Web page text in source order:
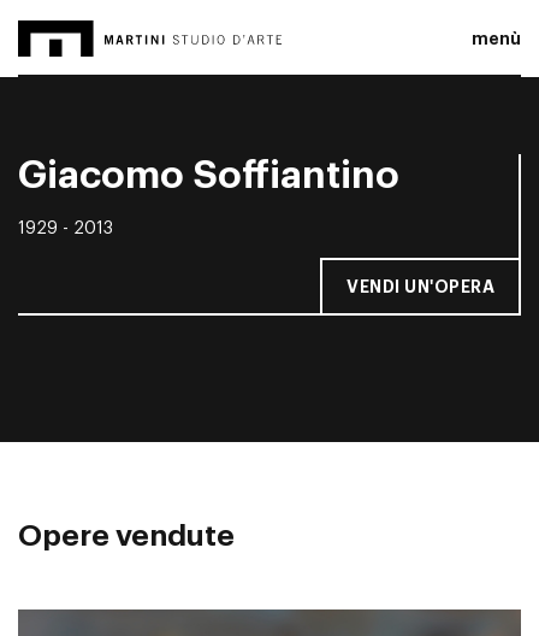
menù
Giacomo Soffiantino
1929 - 2013
VENDI UN'OPERA
Opere vendute